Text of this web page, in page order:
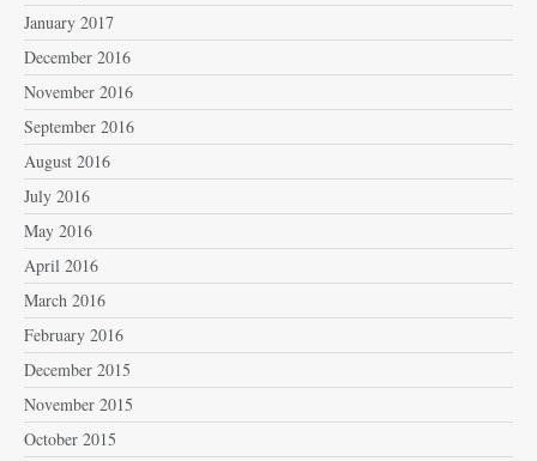
January 2017
December 2016
November 2016
September 2016
August 2016
July 2016
May 2016
April 2016
March 2016
February 2016
December 2015
November 2015
October 2015